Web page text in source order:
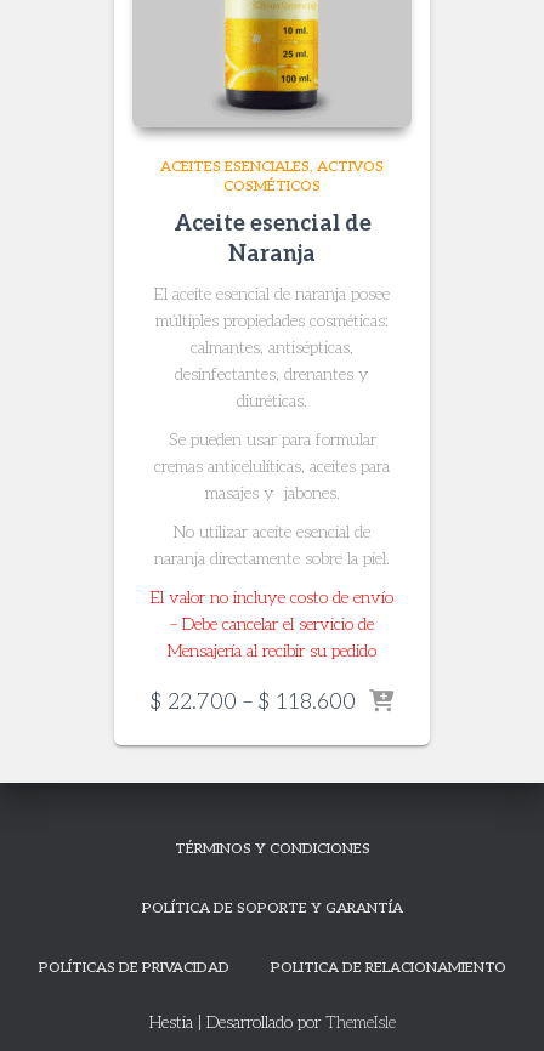
ACEITES ESENCIALES ACTIVOS
COSMÉTICOS
Aceite esencial de
Naranja
El aceite esencial de naranja posee
múltiples propiedades cosméticas:
calmantes, antisépticas,
desinfectantes, drenantes y
diuréticas.
Se pueden usar para formular
cremas anticelulíticas, aceites para
masajes y jabones.
No utilizar aceite esencial de
naranja directamente sobre la piel.
El valor no incluye costo de envío
– Debe cancelar el servicio de
Mensajería al recibir su pedido
$ 22.700 – $ 118.600 Price
$ 22.700
through
TÉRMINOS Y CONDICIONES
POLÍTICA DE SOPORTE Y GARANTÍA
POLÍTICAS DE PRIVACIDAD POLITICA DE RELACIONAMIENTO
Hestia | Desarrollado porThemeIsle